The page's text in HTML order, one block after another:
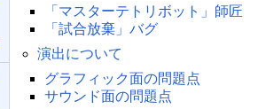
「マスターテトリボット」師匠
「試合放棄」バグ
演出について
グラフィック面の問題点
サウンド面の問題点